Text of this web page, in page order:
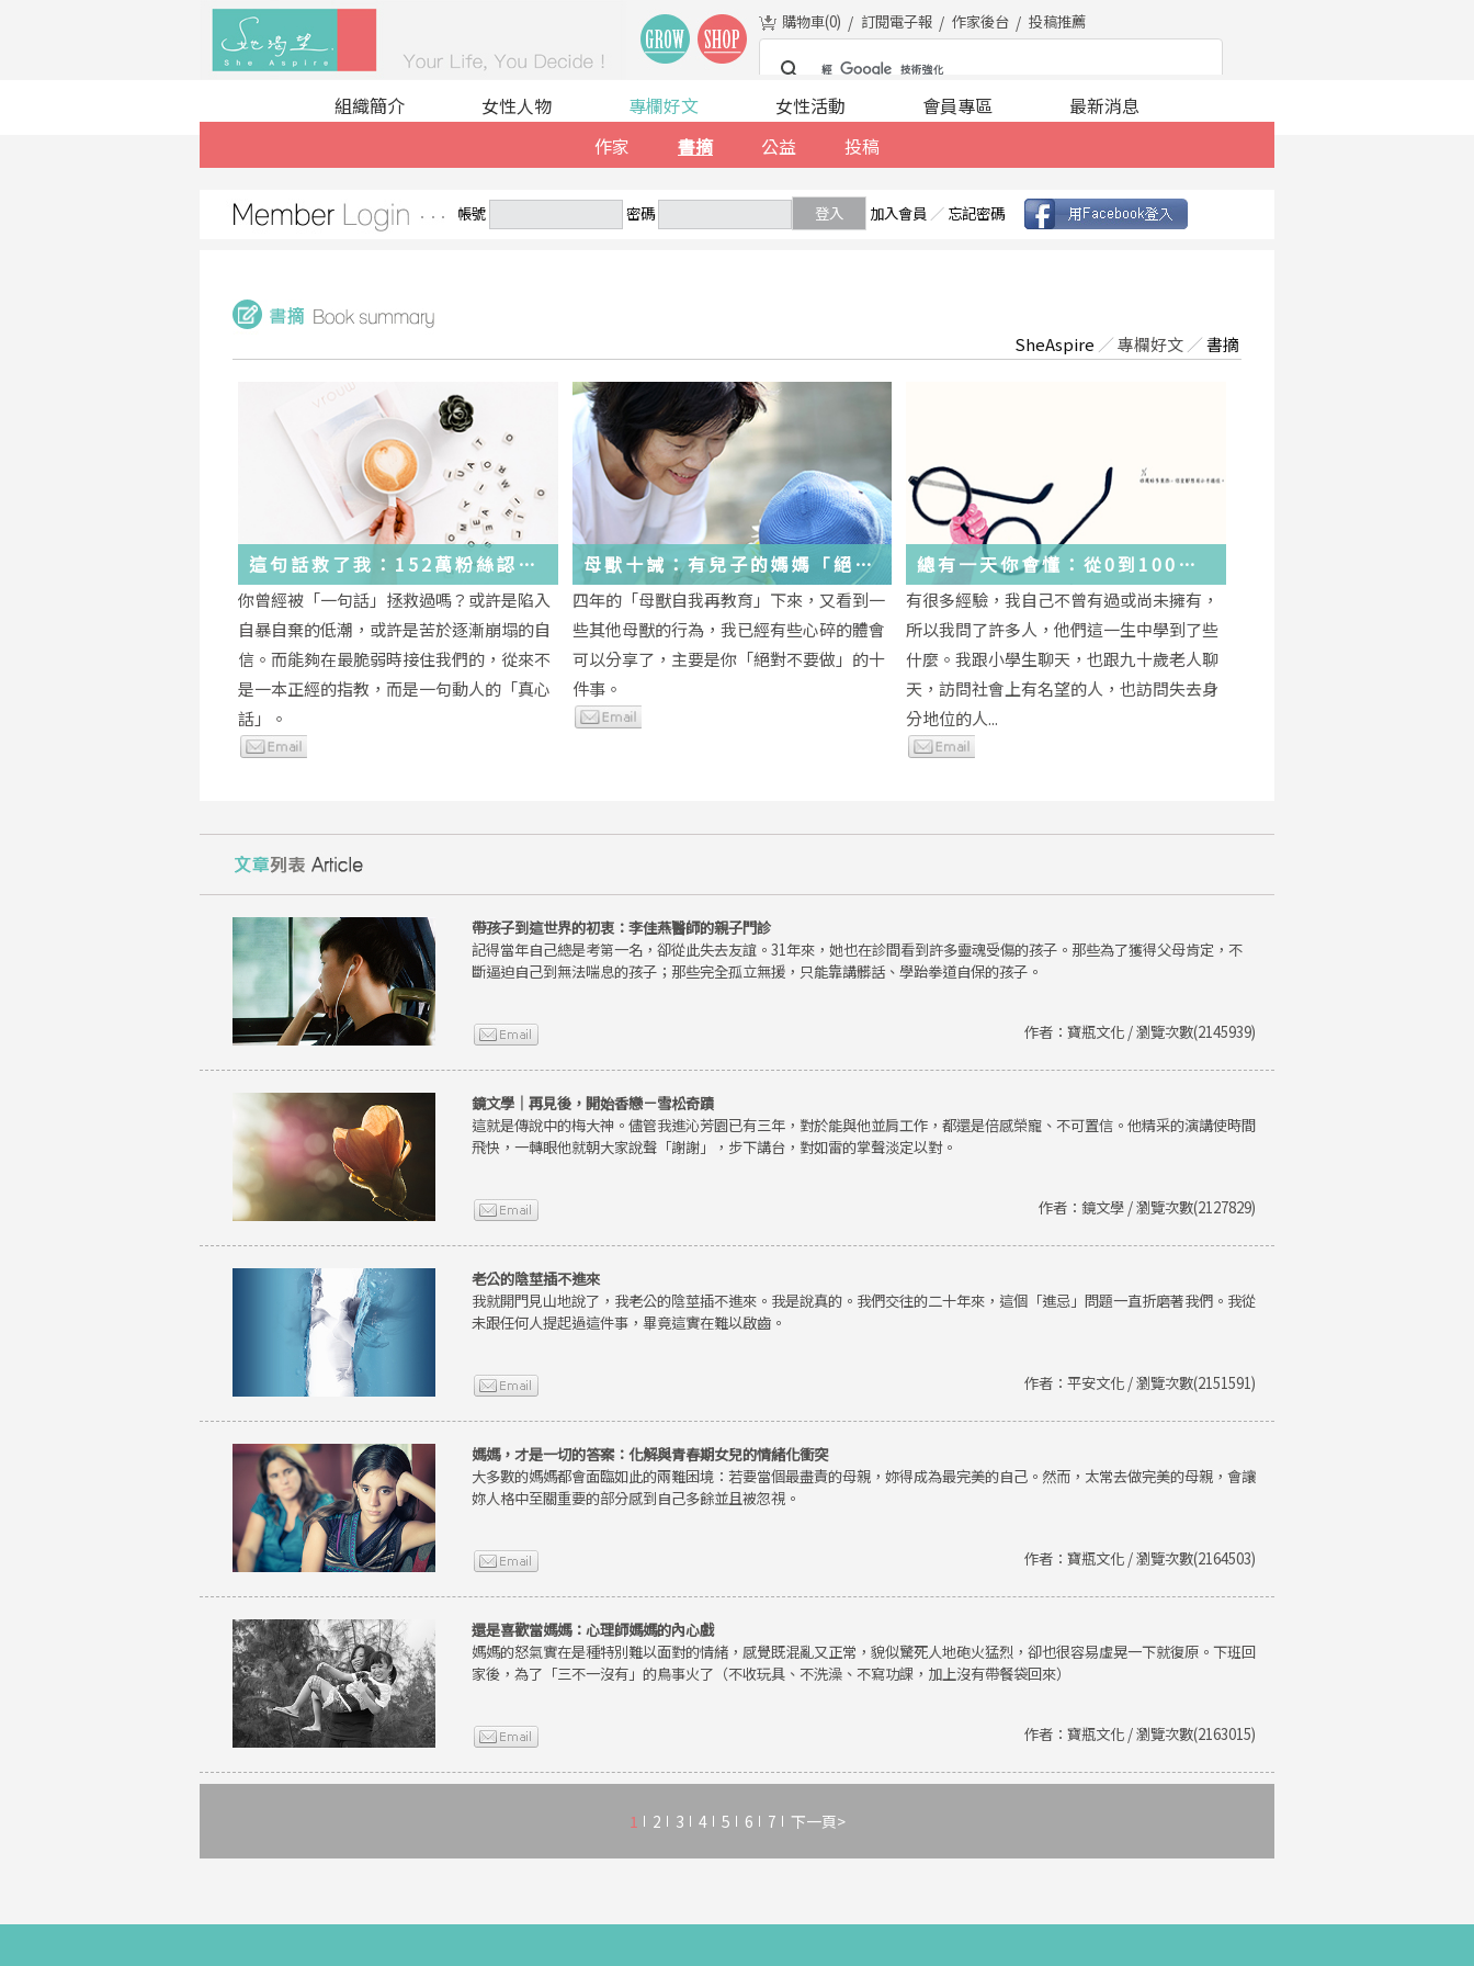
購物車(0) 訂閱電子報 作家後台 投稿推薦
組織簡介 女性人物
專欄好文
作家
書摘 公益 投稿
女性活動 會員專區 最新消息
帳號 密碼 登入 加入會員 ／ 忘記密碼
SheAspire ／專欄好文 ／書摘
這句話救了我：152萬粉絲認
證，韓國最受歡迎的
YouTuber「國民姐姐」金美敬
為跌落情緒深淵的你雪中送炭！
你曾經被「一句話」拯救過嗎？或許是陷入
自暴自棄的低潮，或許是苦於逐漸崩塌的自
信。而能夠在最脆弱時接住我們的，從來不
是一本正經的指教，而是一句動人的「真心
話」。
母獸十誡：有兒子的媽媽「絕對
不要做」的十件事
四年的「母獸自我再教育」下來，又看到一
些其他母獸的行為，我已經有些心碎的體會
可以分享了，主要是你「絕對不要做」的十
件事。
總有一天你會懂：從0到100
歲，該學會的人生大事，都在這
些生活的小事裡了
有很多經驗，我自己不曾有過或尚未擁有，
所以我問了許多人，他們這一生中學到了些
什麼。我跟小學生聊天，也跟九十歲老人聊
天，訪問社會上有名望的人，也訪問失去身
分地位的人...
帶孩子到這世界的初衷：李佳燕醫師的親子門診
記得當年自己總是考第一名，卻從此失去友誼。31年來，她也在診間看到許多靈魂受傷的孩子。那些為了獲得父母肯定，不
斷逼迫自己到無法喘息的孩子；那些完全孤立無援，只能靠講髒話、學跆拳道自保的孩子。
作者：寶瓶文化 / 瀏覽次數(2145939)
鏡文學｜再見後，開始香戀－雪松奇蹟
這就是傳說中的梅大神。儘管我進沁芳園已有三年，對於能與他並肩工作，都還是倍感榮寵、不可置信。他精采的演講使時間
飛快，一轉眼他就朝大家說聲「謝謝」，步下講台，對如雷的掌聲淡定以對。
作者：鏡文學 / 瀏覽次數(2127829)
老公的陰莖插不進來
我就開門見山地說了，我老公的陰莖插不進來。我是說真的。我們交往的二十年來，這個「進忌」問題一直折磨著我們。我從
未跟任何人提起過這件事，畢竟這實在難以啟齒。
作者：平安文化 / 瀏覽次數(2151591)
媽媽，才是一切的答案：化解與青春期女兒的情緒化衝突
大多數的媽媽都會面臨如此的兩難困境：若要當個最盡責的母親，妳得成為最完美的自己。然而，太常去做完美的母親，會讓
妳人格中至關重要的部分感到自己多餘並且被忽視。
作者：寶瓶文化 / 瀏覽次數(2164503)
還是喜歡當媽媽：心理師媽媽的內心戲
媽媽的怒氣實在是種特別難以面對的情緒，感覺既混亂又正常，貌似驚死人地砲火猛烈，卻也很容易虛晃一下就復原。下班回
家後，為了「三不一沒有」的鳥事火了（不收玩具、不洗澡、不寫功課，加上沒有帶餐袋回來）
作者：寶瓶文化 / 瀏覽次數(2163015)
1 2 3 4 5 6 7 下一頁>